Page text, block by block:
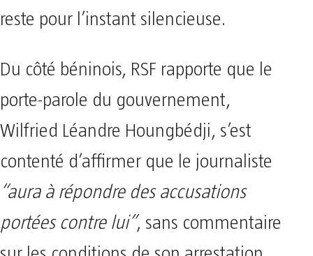
reste pour l’instant silencieuse.
Du côté béninois, RSF rapporte que le
porte-parole du gouvernement,
Wilfried Léandre Houngbédji, s’est
contenté d’affirmer que le journaliste
“aura à répondre des accusations
portées contre lui” , sans commentaire